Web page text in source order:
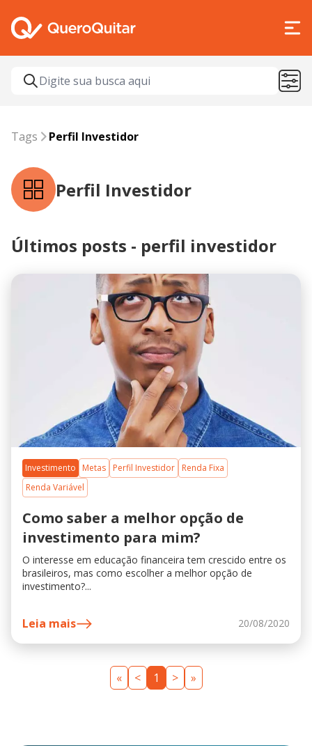
Tags perfil investidor
Tags Perfil Investidor
Perfil Investidor
Últimos posts - perfil investidor
Investimento Metas Perfil Investidor
Renda Fixa
Renda Variável
Como saber a melhor opção de
investimento para mim?
O interesse em educação financeira tem crescido entre os
brasileiros, mas como escolher a melhor opção de
investimento?...
Leia mais 20/08/2020
« < 1 > »